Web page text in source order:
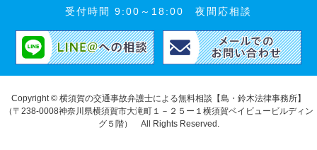
受付時間 9:00～18:00 夜間応相談
Copyright © 横須賀の交通事故弁護士による無料相談【島・鈴木法律事務所】
（〒238-0008神奈川県横須賀市大滝町１－２５ー１横須賀ベイビュービルディン
グ５階） All Rights Reserved.